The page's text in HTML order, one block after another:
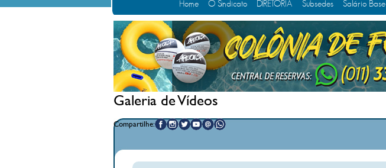
Home O Sindicato DIRETORIA Subsedes Salário Base
Galeria de Vídeos
Compartilhe: